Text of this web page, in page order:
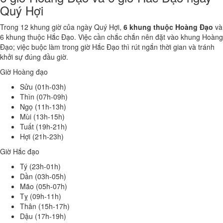
Quý Hợi
Trong 12 khung giờ của ngày Quý Hợi, 6 khung thuộc Hoàng Đạo và
6 khung thuộc Hắc Đạo. Việc cần chắc chắn nên đặt vào khung Hoàng
Đạo; việc buộc làm trong giờ Hắc Đạo thì rút ngắn thời gian và tránh
khởi sự đúng đầu giờ.
Giờ Hoàng đạo
Sửu (01h-03h)
Thìn (07h-09h)
Ngọ (11h-13h)
Mùi (13h-15h)
Tuất (19h-21h)
Hợi (21h-23h)
Giờ Hắc đạo
Tý (23h-01h)
Dần (03h-05h)
Mão (05h-07h)
Tỵ (09h-11h)
Thân (15h-17h)
Dậu (17h-19h)